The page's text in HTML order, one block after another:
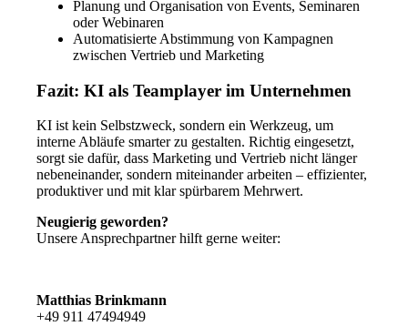
Planung und Organisation von Events, Seminaren
oder Webinaren
Automatisierte Abstimmung von Kampagnen
zwischen Vertrieb und Marketing
Fazit: KI als Teamplayer im Unternehmen
KI ist kein Selbstzweck, sondern ein Werkzeug, um
interne Abläufe smarter zu gestalten. Richtig eingesetzt,
sorgt sie dafür, dass Marketing und Vertrieb nicht länger
nebeneinander, sondern miteinander arbeiten – effizienter,
produktiver und mit klar spürbarem Mehrwert.
Neugierig geworden?
Unsere Ansprechpartner hilft gerne weiter:
Matthias Brinkmann
+49 911 47494949